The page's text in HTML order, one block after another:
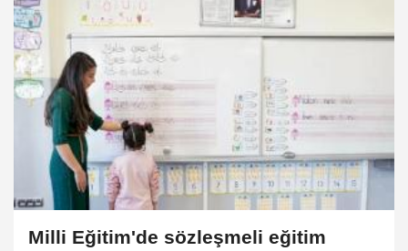
Milli Eğitim'de sözleşmeli eğitim